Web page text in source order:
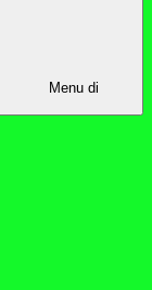
Menu di